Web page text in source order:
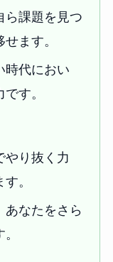
ら課題を見つ
ます。
時代におい
す。
やり抜く力
。
あなたをさら